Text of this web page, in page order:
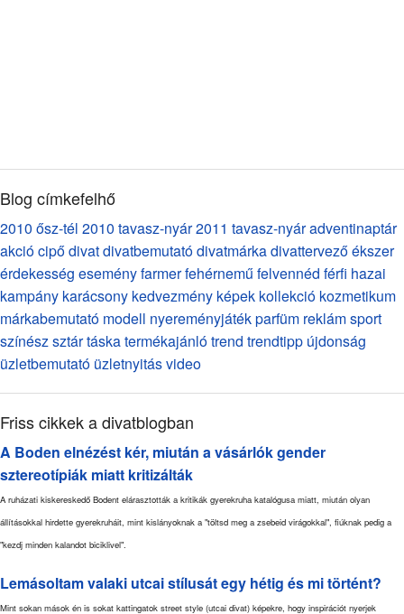
Blog címkefelhő
2010 ősz-tél 2010 tavasz-nyár2011 tavasz-nyáradventinaptár
akciócipődivatdivatbemutatódivatmárkadivattervezőékszer
érdekesség eseményfarmerfehérneműfelvennéd férfi hazai
kampány karácsony kedvezmény képek kollekció kozmetikum
márkabemutató modell nyereményjátékparfüm reklámsport
színészsztártáskatermékajánlótrend trendtipp újdonság
üzletbemutató üzletnyitásvideo
Friss cikkek a divatblogban
A Boden elnézést kér, miután a vásárlók gender
sztereotípiák miatt kritizálták
A ruházati kiskereskedő Bodent elárasztották a kritikák gyerekruha katalógusa miatt, miután olyan
állításokkal hirdette gyerekruháit, mint kislányoknak a "töltsd meg a zsebeid virágokkal", fiúknak pedig a
"kezdj minden kalandot biciklivel".
Lemásoltam valaki utcai stílusát egy hétig és mi történt?
Mint sokan mások én is sokat kattingatok street style (utcai divat) képekre, hogy inspirációt nyerjek